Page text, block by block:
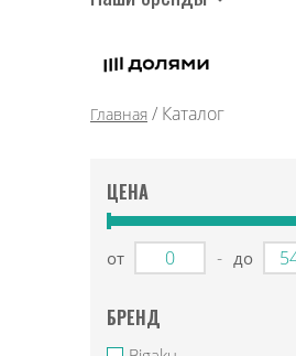
Главная / Каталог
ЦЕНА
от - до
БРЕНД